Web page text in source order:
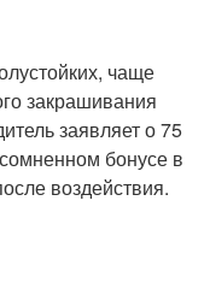
чаще
закрашивания
заявляет о 75
бонусе в
воздействия.